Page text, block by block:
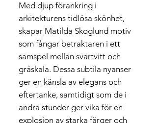
Med djup förankring i
arkitekturens tidlösa skönhet,
skapar Matilda Skoglund motiv
som fångar betraktaren i ett
samspel mellan svartvitt och
gråskala. Dessa subtila nyanser
ger en känsla av elegans och
eftertanke, samtidigt som de i
andra stunder ger vika för en
explosion av starka färger och